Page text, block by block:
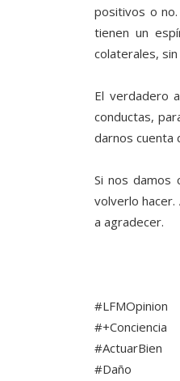
positivos o
tienen un
colaterales,
El verdadero
conductas,
darnos cuenta
Si nos damos
volverlo
a agradecer.
#LFMOpinion
#+Conciencia
#ActuarBien
#Daño